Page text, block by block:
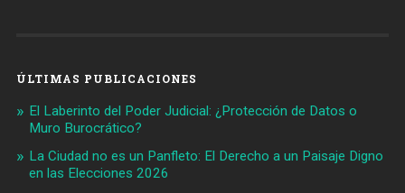
ÚLTIMAS PUBLICACIONES
El Laberinto del Poder Judicial: ¿Protección de Datos o
Muro Burocrático?
La Ciudad no es un Panfleto: El Derecho a un Paisaje Digno
en las Elecciones 2026